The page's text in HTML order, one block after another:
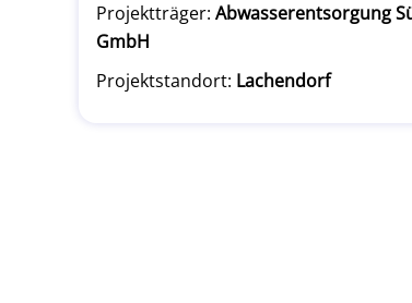
Projektträger: Abwasserentsorgung
GmbH
Projektstandort: Lachendorf